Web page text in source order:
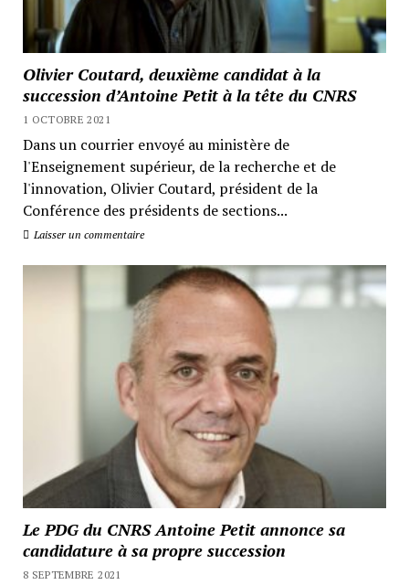
Olivier Coutard, deuxième candidat à la
succession d’Antoine Petit à la tête du CNRS
1 OCTOBRE 2021
Dans un courrier envoyé au ministère de
l'Enseignement supérieur, de la recherche et de
l'innovation, Olivier Coutard, président de la
Conférence des présidents de sections...
Laisser un commentaire
Le PDG du CNRS Antoine Petit annonce sa
candidature à sa propre succession
8 SEPTEMBRE 2021